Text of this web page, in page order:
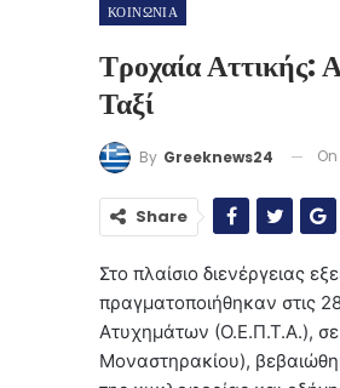
ΚΟΙΝΩΝΙΑ
Τροχαία Αττικής:
Ταξί
By Greeknews24 On
Share
Στο πλαίσιο διενέργειας
πραγματοποιήθηκαν στις
Ατυχημάτων (Ο.Ε.Π.Τ.Α.), σε
Μοναστηρακίου),